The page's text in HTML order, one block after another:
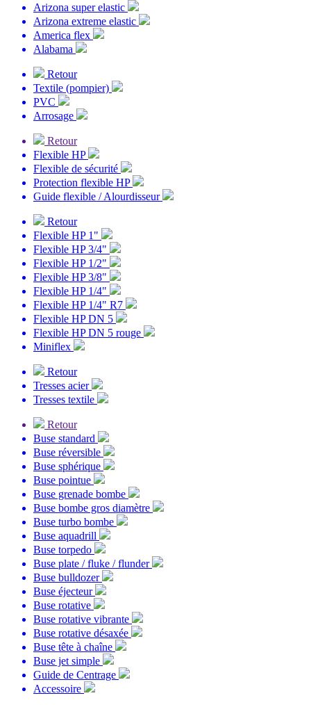
Arizona super elastic
Arizona extreme elastic
America flex
Alabama
Retour
Textile (pompier)
PVC
Arrosage
Retour
Flexible HP
Flexible de sécurité
Protection flexible HP
Guide flexible / Alourdisseur
Retour
Flexible HP 1"
Flexible HP 3/4"
Flexible HP 1/2"
Flexible HP 3/8"
Flexible HP 1/4"
Flexible HP 1/4" R7
Flexible HP DN 5
Flexible HP DN 5 rouge
Miniflex
Retour
Tresses acier
Tresses textile
Retour
Buse standard
Buse réversible
Buse sphérique
Buse pointue
Buse grenade bombe
Buse bombe gros diamètre
Buse turbo bombe
Buse aquadrill
Buse torpedo
Buse plate / fluke / flunder
Buse bulldozer
Buse éjecteur
Buse rotative
Buse rotative vibrante
Buse rotative désaxée
Buse tête à chaîne
Buse jet simple
Guide de Centrage
Accessoire